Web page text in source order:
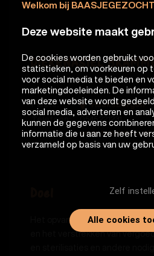
Welkom bij
Deze website maakt
De cookies worden gebruikt
statistieken, om voorkeuren op
voor social media te bieden en
marketingdoeleinden. De
van deze website wordt
social media, adverteren en
kunnen de gegevens
informatie die u aan ze heeft
verzameld op basis van uw
Zelf
Alle cookies
DIERENASIEL
Soort:
Asiel
Plaats:
Haaksbergen
Telefoon:
Website
www.brammelo.nl
Het opvangen en herplaatsen
en het verstrekken van